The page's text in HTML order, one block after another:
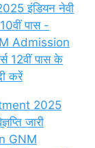
इंडियन नेवी
10वीं पास -
Admission
12वीं पास के
करें
2025
जारी
GNM